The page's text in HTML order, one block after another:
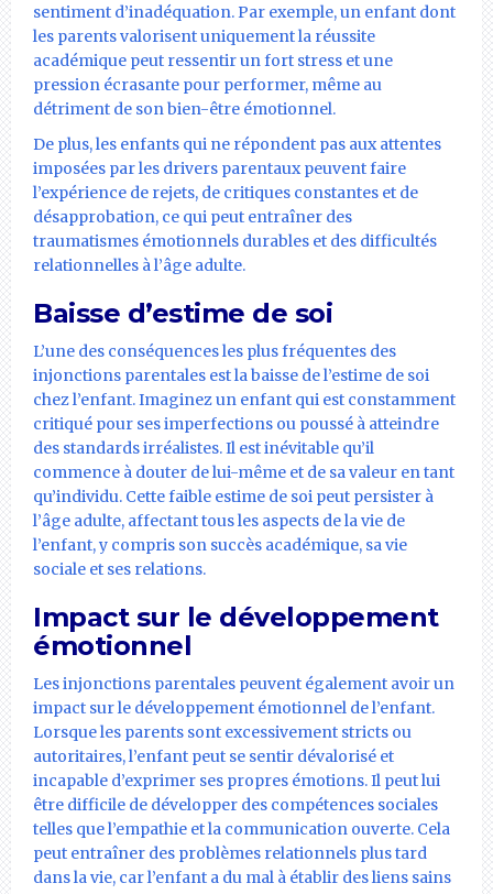
sentiment d’inadéquation. Par exemple, un enfant dont
les parents valorisent uniquement la réussite
académique peut ressentir un fort stress et une
pression écrasante pour performer, même au
détriment de son bien-être émotionnel.
De plus, les enfants qui ne répondent pas aux attentes
imposées par les drivers parentaux peuvent faire
l’expérience de rejets, de critiques constantes et de
désapprobation, ce qui peut entraîner des
traumatismes émotionnels durables et des difficultés
relationnelles à l’âge adulte.
Baisse d’estime de soi
L’une des conséquences les plus fréquentes des
injonctions parentales est la baisse de l’estime de soi
chez l’enfant. Imaginez un enfant qui est constamment
critiqué pour ses imperfections ou poussé à atteindre
des standards irréalistes. Il est inévitable qu’il
commence à douter de lui-même et de sa valeur en tant
qu’individu. Cette faible estime de soi peut persister à
l’âge adulte, affectant tous les aspects de la vie de
l’enfant, y compris son succès académique, sa vie
sociale et ses relations.
Impact sur le développement
émotionnel
Les injonctions parentales peuvent également avoir un
impact sur le développement émotionnel de l’enfant.
Lorsque les parents sont excessivement stricts ou
autoritaires, l’enfant peut se sentir dévalorisé et
incapable d’exprimer ses propres émotions. Il peut lui
être difficile de développer des compétences sociales
telles que l’empathie et la communication ouverte. Cela
peut entraîner des problèmes relationnels plus tard
dans la vie, car l’enfant a du mal à établir des liens sains